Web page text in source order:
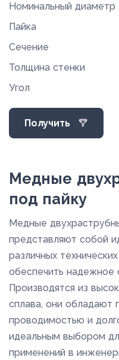
М2м
М2р
М2РМ
М2т
М3М
М3р
Номинальный диаметр
Пайка
Сечение
Толщина стенки
Угол
Получить
Медные
под пайку
Медные
представляют собой
различных
обеспечить надежное
Производятся из
сплава, они обладают
проводимостью и
идеальным выбором
применений в